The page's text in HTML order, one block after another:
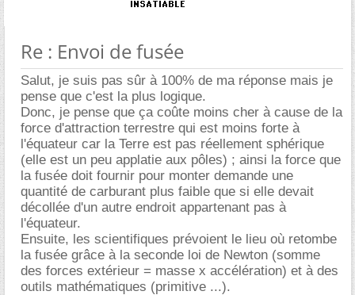
Re : Envoi de fusée
Salut, je suis pas sûr à 100% de ma réponse mais je
pense que c'est la plus logique.
Donc, je pense que ça coûte moins cher à cause de la
force d'attraction terrestre qui est moins forte à
l'équateur car la Terre est pas réellement sphérique
(elle est un peu applatie aux pôles) ; ainsi la force que
la fusée doit fournir pour monter demande une
quantité de carburant plus faible que si elle devait
décollée d'un autre endroit appartenant pas à
l'équateur.
Ensuite, les scientifiques prévoient le lieu où retombe
la fusée grâce à la seconde loi de Newton (somme
des forces extérieur = masse x accélération) et à des
outils mathématiques (primitive ...).